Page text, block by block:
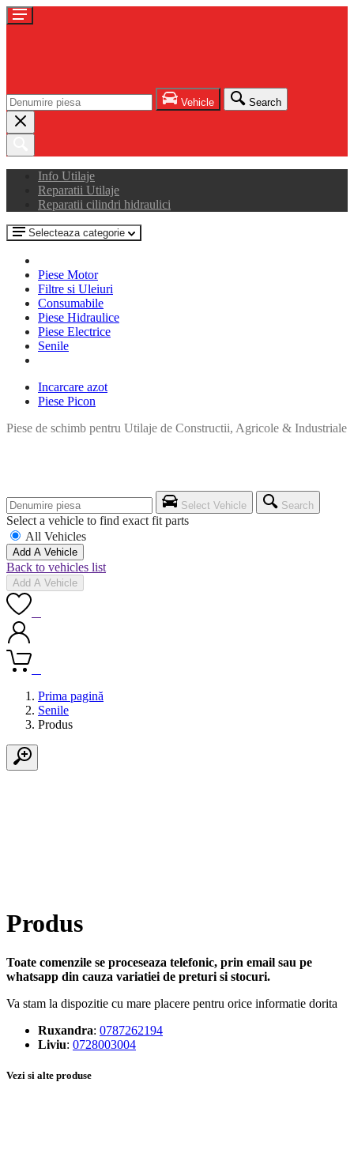
Vehicle Search
Info Utilaje
Reparatii Utilaje
Reparatii cilindri hidraulici
Selecteaza categorie
Piese Motor
Filtre si Uleiuri
Consumabile
Piese Hidraulice
Piese Electrice
Senile
Incarcare azot
Piese Picon
Piese de schimb pentru Utilaje de Constructii, Agricole & Industriale
Select Vehicle Search
Select a vehicle to find exact fit parts
All Vehicles
Add A Vehicle
Back to vehicles list
Add A Vehicle
Prima pagină
Senile
Produs
Produs
Toate comenzile se proceseaza telefonic, prin email sau pe
whatsapp din cauza variatiei de preturi si stocuri.
Va stam la dispozitie cu mare placere pentru orice informatie dorita
Ruxandra: 0787262194
Liviu: 0728003004
Vezi si alte produse